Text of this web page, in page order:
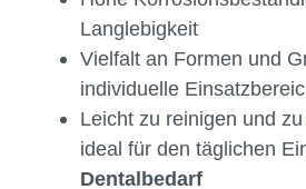
sind aus rostfreiem Edelstahl
lassen sich zuverlässig
Qualitätsmerkmale,
Präzise Verarbeitung für